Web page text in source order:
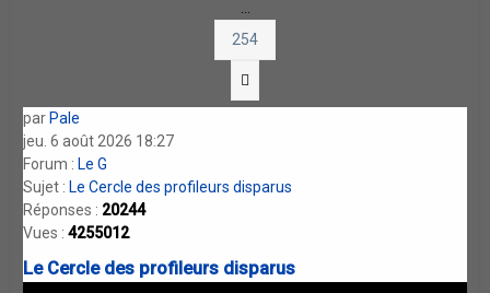
254
parPale
jeu. 6 août 2026 18:27
Forum :Le G
Sujet :Le Cercle des profileurs disparus
Réponses : 20244
Vues :4255012
Le Cercle des profileurs disparus